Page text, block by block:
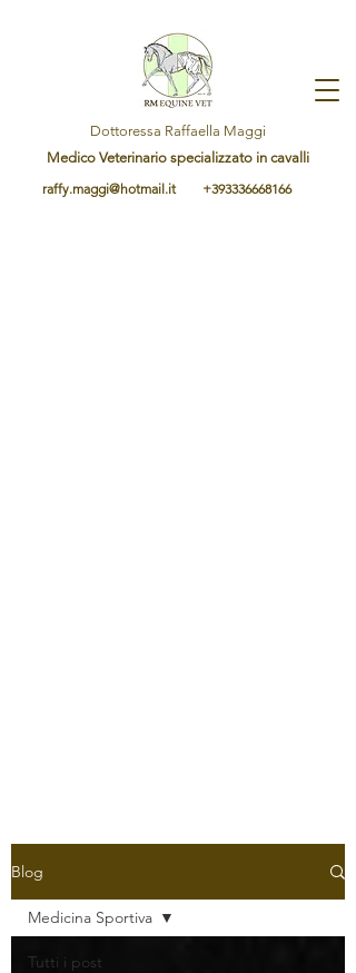
raffy.maggi@hotmail.it +393336668166
Dottoressa Raffaella Maggi
Medico Veterinario specializzato in cavalli
Blog
Tutti i post
Medicina Sportiva